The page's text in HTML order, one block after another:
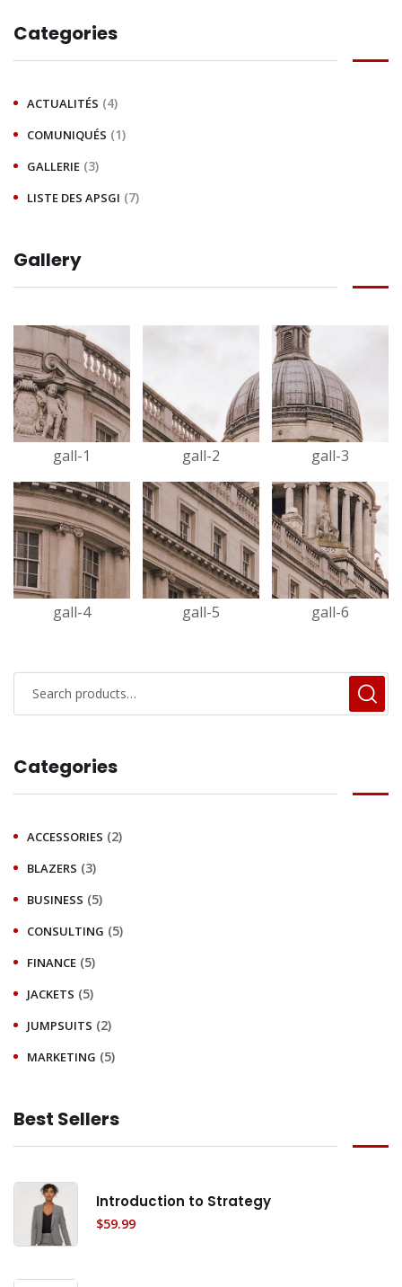
Categories
ACTUALITÉS (4)
COMUNIQUÉS (1)
GALLERIE (3)
LISTE DES APSGI (7)
Gallery
gall-1 gall-2 gall-3
gall-4 gall-5 gall-6
Categories
ACCESSORIES (2)
BLAZERS (3)
BUSINESS (5)
CONSULTING (5)
FINANCE (5)
JACKETS (5)
JUMPSUITS (2)
MARKETING (5)
Best Sellers
Introduction to Strategy
$59.99